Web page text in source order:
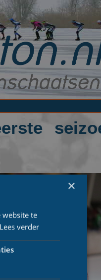
×
website te
Lees verder